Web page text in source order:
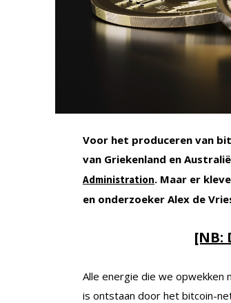
Voor het produceren van
van Griekenland en
Administration. Maar er
en onderzoeker Alex de
[NB:
Alle energie die we
is ontstaan door het bitcoin-